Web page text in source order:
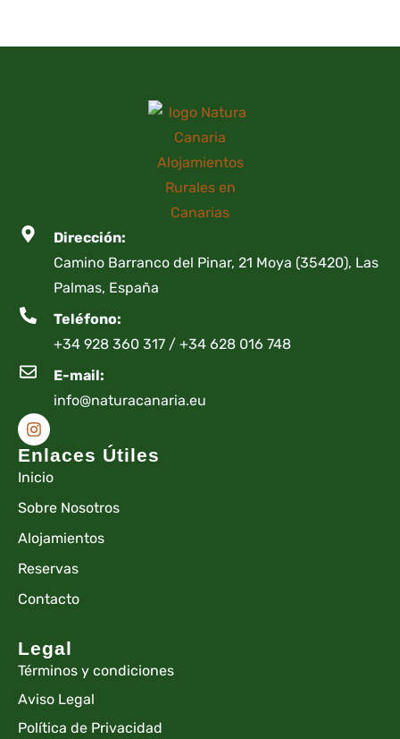
Dirección:
Camino Barranco del Pinar, 21 Moya (35420), Las
Palmas, España
Teléfono:
+34 928 360 317 / +34 628 016 748
E-mail:
info@naturacanaria.eu
Enlaces Útiles​
Inicio
Sobre Nosotros
Alojamientos
Reservas
Contacto
Legal
Términos y condiciones
Aviso Legal
Política de Privacidad